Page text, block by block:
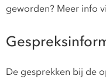
geworden? Meer info
De gesprekken bij de